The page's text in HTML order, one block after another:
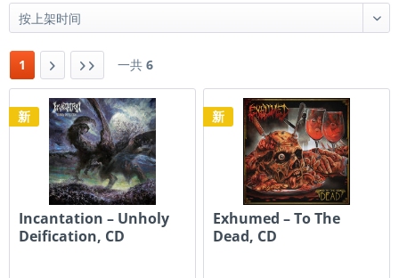
1 一共 6
新
Incantation ‎– Unholy
Deification, CD
新
Exhumed – To The
Dead, CD